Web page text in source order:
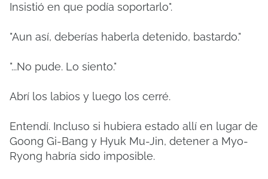
Insistió en que podía soportarlo".
"Aun así, deberías haberla detenido, bastardo."
"...No pude. Lo siento."
Abrí los labios y luego los cerré.
Entendí. Incluso si hubiera estado allí en lugar de
Goong Gi-Bang y Hyuk Mu-Jin, detener a Myo-
Ryong habría sido imposible.